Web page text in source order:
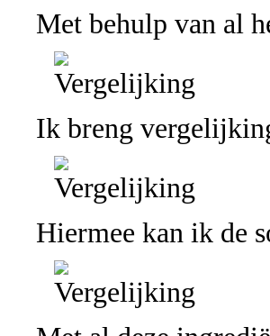
Met behulp van al
Ik breng
Hiermee kan ik de